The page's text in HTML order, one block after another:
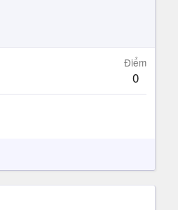
Điểm
0